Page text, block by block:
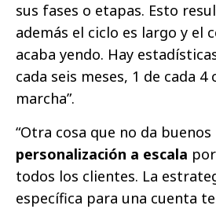
sus fases o etapas. Esto
además el ciclo es largo y el
acaba yendo. Hay
cada seis meses, 1 de cada
marcha”.
“Otra cosa que no da
personalización a escala
todos los clientes. La
específica para una cuenta